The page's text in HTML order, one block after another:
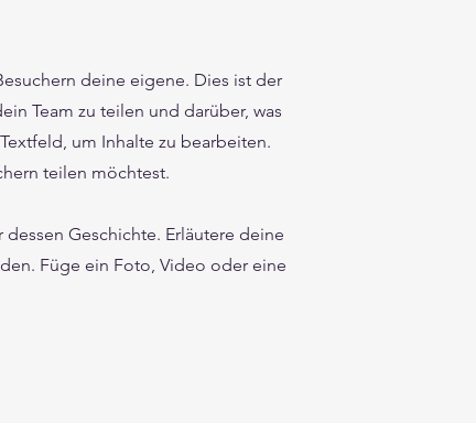
deine eigene. Dies ist der
Team zu teilen und darüber, was
um Inhalte zu bearbeiten.
teilen möchtest.
Geschichte. Erläutere deine
Füge ein Foto, Video oder eine